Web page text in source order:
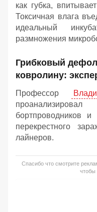
как губка,
Токсичная влага
идеальный
размножения
Грибковый
ковролину:
Профессор
бортпроводников
перекрестного
лайнеров.
Спасибо что смотрите
чтобы